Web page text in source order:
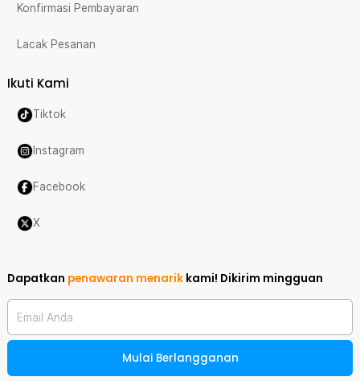
Konfirmasi Pembayaran
Lacak Pesanan
Ikuti Kami
Tiktok
Instagram
Facebook
X
Dapatkan penawaran menarik kami! Dikirim mingguan
Email Anda
Mulai Berlangganan